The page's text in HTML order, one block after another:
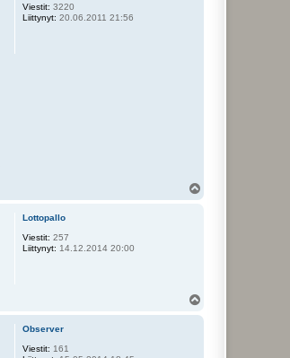
Viestit: 3220
Liittynyt: 20.06.2011 21:56
Lottopallo
Viestit: 257
Liittynyt: 14.12.2014 20:00
Observer
Viestit: 161